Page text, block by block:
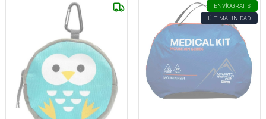
ENVÍOGRATIS
ÚLTIMA UNIDAD